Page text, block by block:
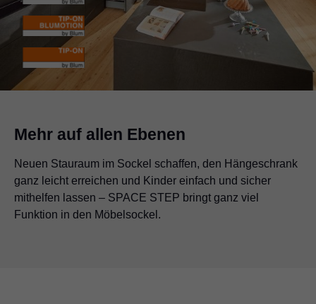
Mehr auf allen Ebenen
Neuen Stauraum im Sockel schaffen, den Hängeschrank
ganz leicht erreichen und Kinder einfach und sicher
mithelfen lassen – SPACE STEP bringt ganz viel
Funktion in den Möbelsockel.